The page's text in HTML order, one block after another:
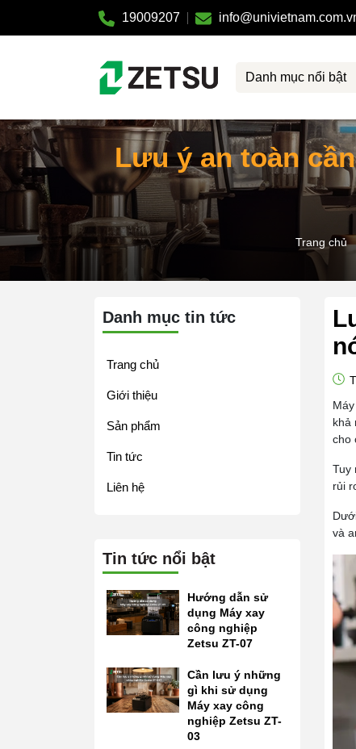
19009207
Danh mục nổi bật
Lưu ý an toàn
Trang chủ
khả
cho
Tuy
rủi
và
Danh mục tin tức
Trang chủ
Giới thiệu
Sản phẩm
Tin tức
Liên hệ
Tin tức nổi bật
Hướng dẫn sử
dụng Máy xay
công nghiệp
Zetsu ZT-07
Cần lưu ý những
gì khi sử dụng
Máy xay công
nghiệp Zetsu ZT-
03